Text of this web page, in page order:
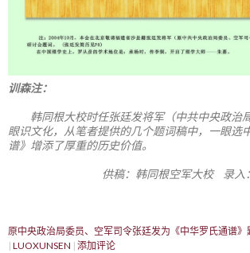
训森注：
韩同根大校时任张廷发将军（中共中央政治
眼识文化，从笔者提供的几个题词稿中，一眼选
谱》增添了厚重的历史价值。
供稿：韩同根空军大校 录
原中央政治局委员、空军司令张廷发为《中华罗氏通谱》
LUOXUNSEN 添加评论